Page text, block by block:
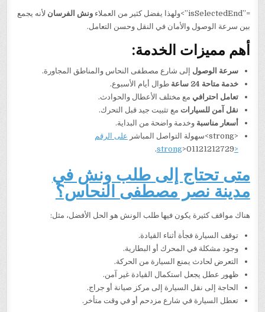
=”isSelectedEnd”>ولهذا يفضل كثير من العملاء ونش الفرسان لأنه يجمع
بين سرعة الوصول والأمان في النقل وحسن التعامل.
أهم مميزات الخدمة:
سرعة الوصول إلى شارع مصطفى النحاس والمناطق المجاورة.
خدمة متاحة 24 ساعة
طوال أيام الأسبوع.
تعامل احترافي مع مختلف الأعطال والحوادث.
نقل آمن للسيارات مع تثبيت جيد قبل التحرك.
أسعار مناسبة وخدمة واضحة من البداية.
<strong>سهولة التواصل المباشر
على الرقم
<strong
>01121212729.
متى تحتاج إلى طلب ونش في
مدينة نصر مصطفى النحاس؟
هناك مواقف كثيرة يكون فيها طلب الونش هو الحل الأفضل، مثل:
توقف السيارة فجأة أثناء القيادة.
وجود مشكلة في المحرك أو البطارية.
التعرض لحادث يمنع السيارة من الحركة.
ظهور عطل يجعل استكمال القيادة غير آمن.
الحاجة إلى نقل السيارة إلى مركز صيانة أو جراج.
تعطل السيارة في شارع مزدحم أو في وقت متأخر.